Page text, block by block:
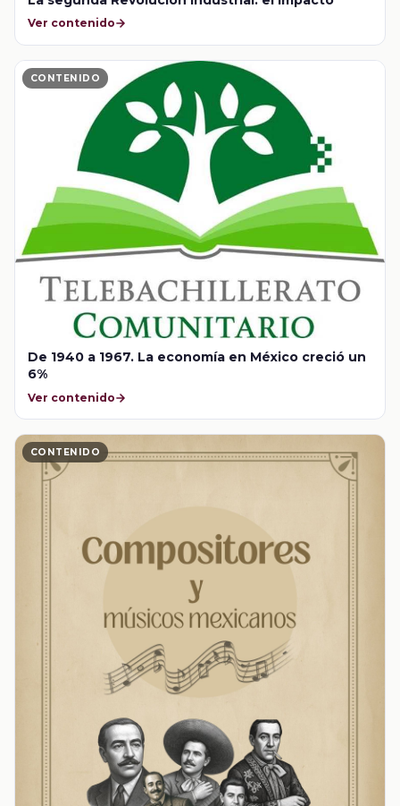
Ver contenido
CONTENIDO
De 1940 a 1967. La economía en México creció un
6%
Ver contenido
CONTENIDO